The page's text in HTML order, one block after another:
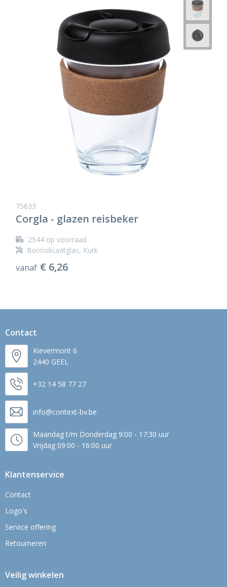
75633
Corgla - glazen reisbeker
2544op voorraad
Borosilicaatglas, Kurk
vanaf € 6,26
Contact
Kievermont 6
2440 GEEL
+32 14 58 77 27
info@context-bv.be
Maandag t/m Donderdag 9:00 - 17:30 uur
Vrijdag 09:00 - 16:00 uur
Klantenservice
Contact
Logo's
Service offering
Retourneren
Veilig winkelen